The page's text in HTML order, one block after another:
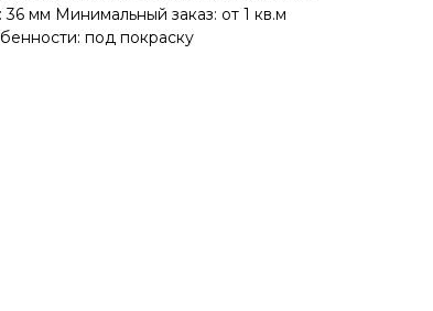
мм Минимальный заказ: от 1 кв.м
под покраску